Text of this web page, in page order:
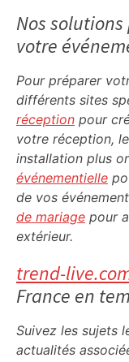
Sidebar
Nos
votre
Pour préparer
différents sites
réception pour
votre réception,
installation plus
événementielle
de vos
de mariage pour
extérieur.
trend-
France en
Suivez les sujets
actualités